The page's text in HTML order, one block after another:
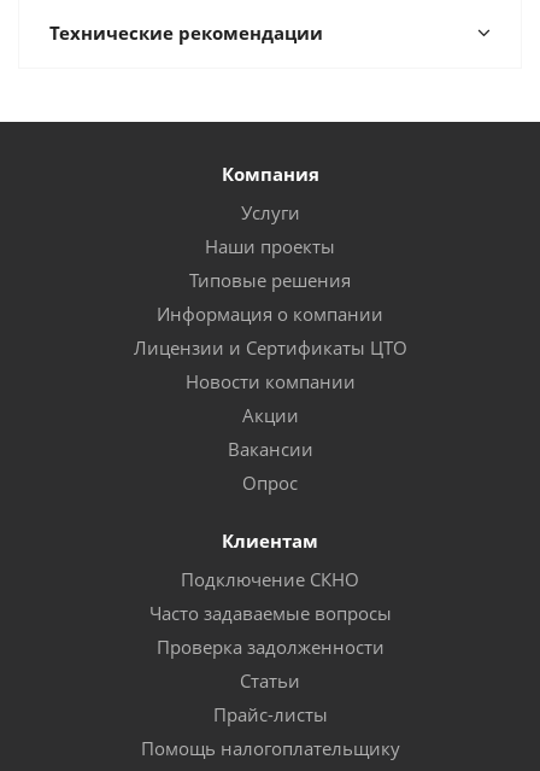
Технические рекомендации
Компания
Услуги
Наши проекты
Типовые решения
Информация о компании
Лицензии и Сертификаты ЦТО
Новости компании
Акции
Вакансии
Опрос
Клиентам
Подключение СКНО
Часто задаваемые вопросы
Проверка задолженности
Статьи
Прайс-листы
Помощь налогоплательщику